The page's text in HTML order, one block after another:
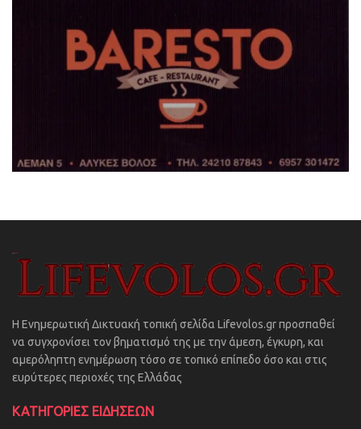
Η Ενημερωτική Δικτυακή τοπική σελίδα Lifevolos.gr προσπαθεί
να συγχρονίσει τον βηματισμό της με την άμεση, έγκυρη, και
αμερόληπτη ενημέρωση τόσο σε τοπικό επίπεδο όσο και στις
ευρύτερες περιοχές της Ελλάδας
ΚΑΤΗΓΟΡΙΕΣ ΕΙΔΗΣΕΩΝ